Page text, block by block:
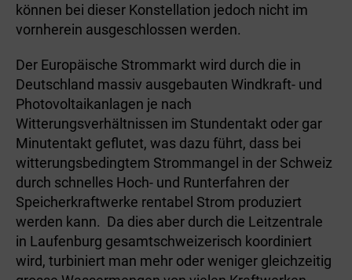
können bei dieser Konstellation jedoch nicht im
vornherein ausgeschlossen werden.
Der Europäische Strommarkt wird durch die in
Deutschland massiv ausgebauten Windkraft- und
Photovoltaikanlagen je nach
Witterungsverhältnissen im Stundentakt oder gar
Minu­ten­takt geflutet, was dazu führt, dass bei
witterungsbedingtem Strommangel in der Schweiz
durch schnelles Hoch- und Runterfahren der
Speicherkraftwerke rentabel Strom produziert
werden kann. Da dies aber durch die Leitzentrale
in Laufenburg gesamtschweizerisch koordiniert
wird, turbiniert man mehr oder weniger gleichzeitig